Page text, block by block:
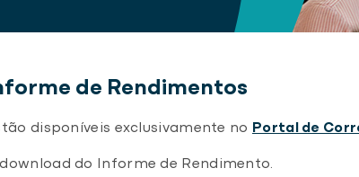
de Rendimentos
disponíveis exclusivamente no Portal de
do Informe de Rendimento.